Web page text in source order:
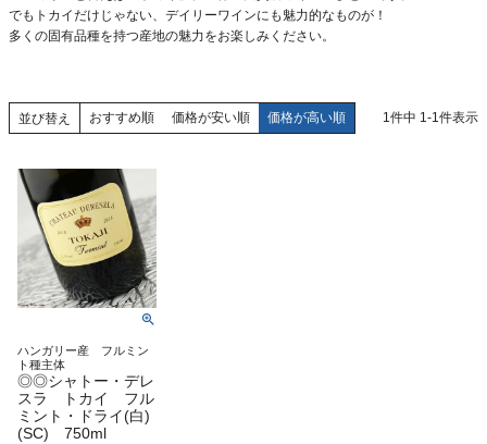
でもトカイだけじゃない、デイリーワインにも魅力的なものが！
多くの固有品種を持つ産地の魅力をお楽しみください。
並び替え おすすめ順 価格が安い順 価格が高い順 1件中 1-1件表示
ハンガリー産 フルミン
ト種主体
◎◎シャトー・デレ
スラ トカイ フル
ミント・ドライ(白)
(SC) 750ml